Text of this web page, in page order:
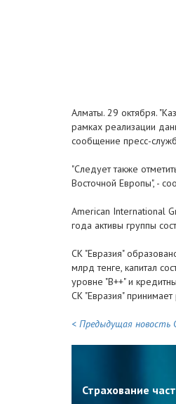
Алматы. 29 октября.
рамках реализации
сообщение пресс-
"Следует также
Восточной Европы", -
American International
года активы группы
СК "Евразия"
млрд тенге, капитал
уровне "B++" и
СК "Евразия"
< Предыдущая новость
Страхование